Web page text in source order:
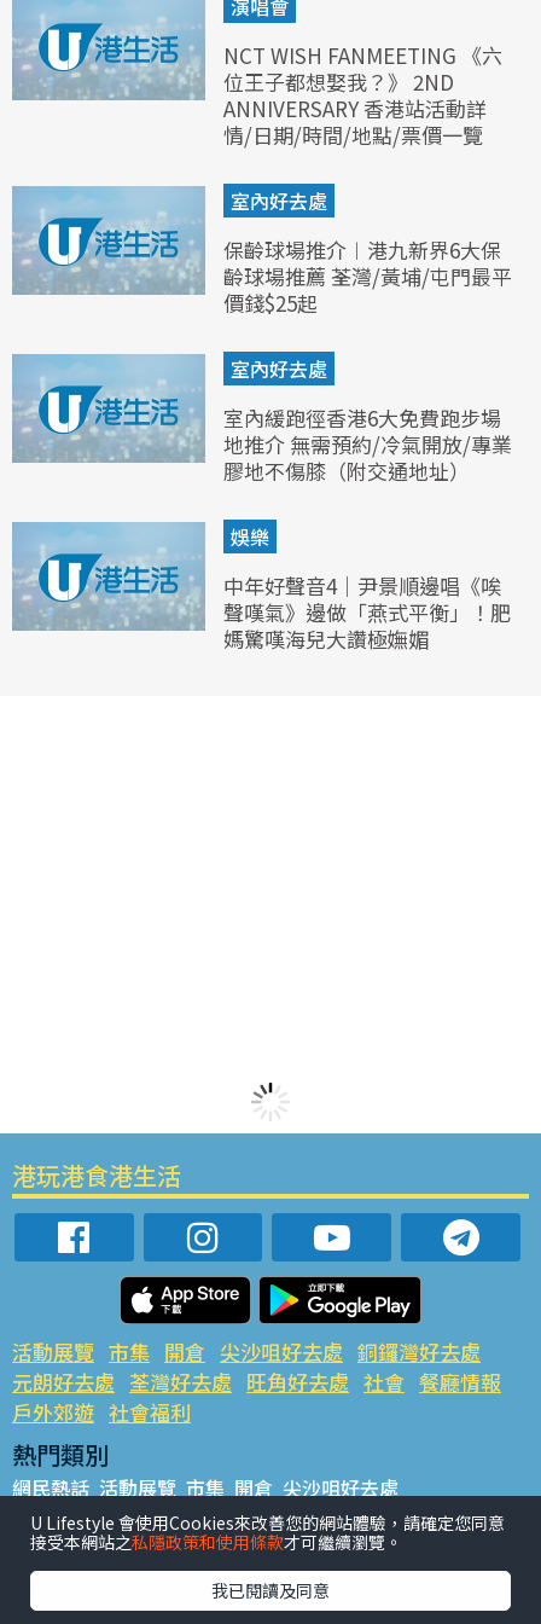
演唱會
NCT WISH FANMEETING 《六
位王子都想娶我？》 2ND
ANNIVERSARY 香港站活動詳
情/日期/時間/地點/票價一覽
室內好去處
保齡球場推介︱港九新界6大保
齡球場推薦 荃灣/黃埔/屯門最平
價錢$25起
室內好去處
室內緩跑徑香港6大免費跑步場
地推介 無需預約/冷氣開放/專業
膠地不傷膝（附交通地址）
娛樂
中年好聲音4｜尹景順邊唱《唉
聲嘆氣》邊做「燕式平衡」！肥
媽驚嘆海兒大讚極嫵媚
港玩港食港生活
活動展覽 市集 開倉 尖沙咀好去處 銅鑼灣好去處
元朗好去處 荃灣好去處 旺角好去處 社會 餐廳情報
戶外郊遊 社會福利
熱門類別
網民熱話 活動展覽 市集 開倉 尖沙咀好去處
銅鑼灣好去處 元朗好去處 荃灣好去處 旺角好去處 社會
餐廳情報 戶外郊遊
熱門標籤
U Lifestyle 會使用Cookies來改善您的網站體驗，請確定您同意
接受本網站之私隱政策和使用條款才可繼續瀏覽。
我已閱讀及同意